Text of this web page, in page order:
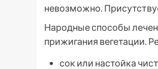
невозможно.
Народные способы
прижигания вегетации.
сок или настойка